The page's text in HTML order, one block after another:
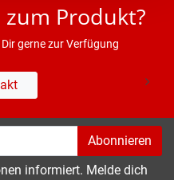
zum Produkt?
gerne zur Verfügung
Abonnieren
informiert. Melde dich